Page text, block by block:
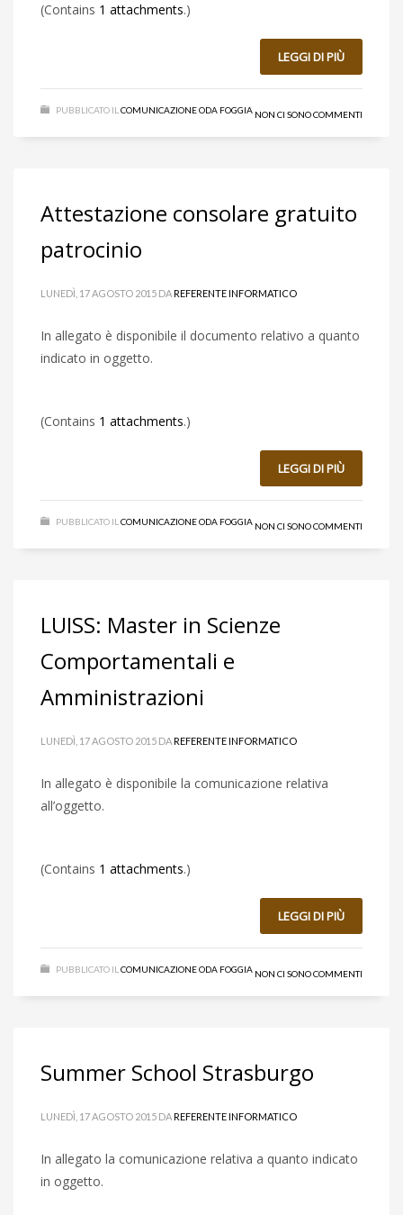
(Contains 1 attachments.)
LEGGI DI PIÙ
PUBBLICATO IL COMUNICAZIONE ODA FOGGIA NON CI SONO COMMENTI
Attestazione consolare gratuito
patrocinio
LUNEDÌ, 17 AGOSTO 2015 DAREFERENTE INFORMATICO
In allegato è disponibile il documento relativo a quanto
indicato in oggetto.
(Contains 1 attachments.)
LEGGI DI PIÙ
PUBBLICATO IL COMUNICAZIONE ODA FOGGIA NON CI SONO COMMENTI
LUISS: Master in Scienze
Comportamentali e
Amministrazioni
LUNEDÌ, 17 AGOSTO 2015 DAREFERENTE INFORMATICO
In allegato è disponibile la comunicazione relativa
all’oggetto.
(Contains 1 attachments.)
LEGGI DI PIÙ
PUBBLICATO IL COMUNICAZIONE ODA FOGGIA NON CI SONO COMMENTI
Summer School Strasburgo
LUNEDÌ, 17 AGOSTO 2015 DAREFERENTE INFORMATICO
In allegato la comunicazione relativa a quanto indicato
in oggetto.